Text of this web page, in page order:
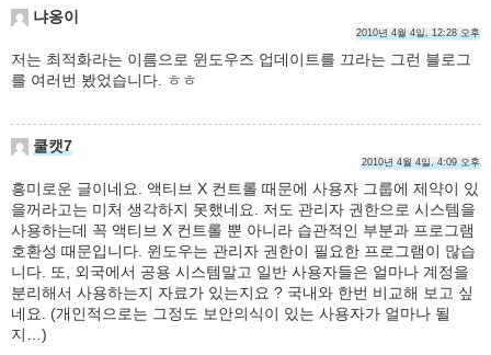
냐옹이
2010년 4월 4일, 12:28 오후
저는 최적화라는 이름으로 윈도우즈 업데이트를 끄라는 그런 블로그
를 여러번 봤었습니다. ㅎㅎ
쿨캣7
2010년 4월 4일, 4:09 오후
흥미로운 글이네요. 액티브 X 컨트롤 때문에 사용자 그룹에 제약이 있
을꺼라고는 미처 생각하지 못했네요. 저도 관리자 권한으로 시스템을
사용하는데 꼭 액티브 X 컨트롤 뿐 아니라 습관적인 부분과 프로그램
호환성 때문입니다. 윈도우는 관리자 권한이 필요한 프로그램이 많습
니다. 또, 외국에서 공용 시스템말고 일반 사용자들은 얼마나 계정을
분리해서 사용하는지 자료가 있는지요 ? 국내와 한번 비교해 보고 싶
네요. (개인적으로는 그정도 보안의식이 있는 사용자가 얼마나 될
지…)